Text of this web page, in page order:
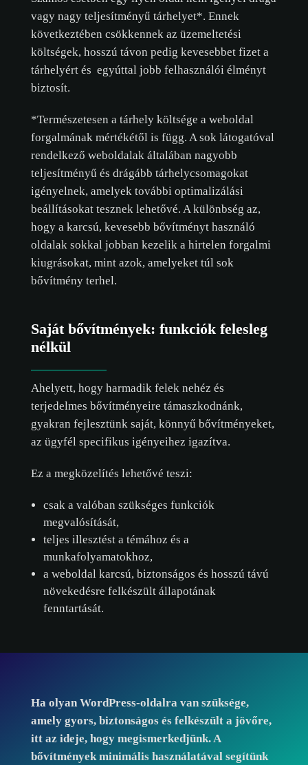
vagy nagy teljesítményű tárhelyet*. Ennek
következtében csökkennek az üzemeltetési
költségek, hosszú távon pedig kevesebbet fizet a
tárhelyért és egyúttal jobb felhasználói élményt
biztosít.
*Természetesen a tárhely költsége a weboldal
forgalmának mértékétől is függ. A sok látogatóval
rendelkező weboldalak általában nagyobb
teljesítményű és drágább tárhelycsomagokat
igényelnek, amelyek további optimalizálási
beállításokat tesznek lehetővé. A különbség az,
hogy a karcsú, kevesebb bővítményt használó
oldalak sokkal jobban kezelik a hirtelen forgalmi
kiugrásokat, mint azok, amelyeket túl sok
bővítmény terhel.
Saját bővítmények: funkciók felesleg
nélkül
Ahelyett, hogy harmadik felek nehéz és
terjedelmes bővítményeire támaszkodnánk,
gyakran fejlesztünk saját, könnyű bővítményeket,
az ügyfél specifikus igényeihez igazítva.
Ez a megközelítés lehetővé teszi:
csak a valóban szükséges funkciók
megvalósítását,
teljes illesztést a témához és a
munkafolyamatokhoz,
a weboldal karcsú, biztonságos és hosszú távú
növekedésre felkészült állapotának
fenntartását.
Ha olyan WordPress-oldalra van szüksége,
amely gyors, biztonságos és felkészült a jövőre,
itt az ideje, hogy megismerkedjünk. A
bővítmények minimális használatával segítünk